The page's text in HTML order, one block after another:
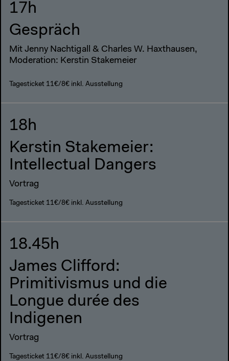
17h
Gespräch
Mit Jenny Nachtigall & Charles W. Haxthausen,
Moderation: Kerstin Stakemeier
Tagesticket 11€/8€ inkl. Ausstellung
18h
Kerstin Stakemeier:
Intellectual Dangers
Vortrag
Tagesticket 11€/8€ inkl. Ausstellung
18.45h
James Clifford:
Primitivismus und die
Longue durée des
Indigenen
Vortrag
Tagesticket 11€/8€ inkl. Ausstellung